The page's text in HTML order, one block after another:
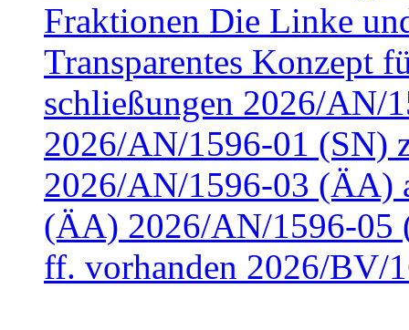
Fraktionen Die Linke
Transparentes Konzept
schließungen 2026/AN/
2026/AN/1596-01 (SN)
2026/AN/1596-03 (ÄA)
(ÄA) 2026/AN/1596-05
ff. vorhanden 2026/BV/